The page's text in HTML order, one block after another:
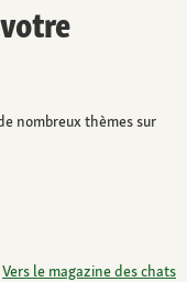
nombreux thèmes sur
Vers le magazine des chats